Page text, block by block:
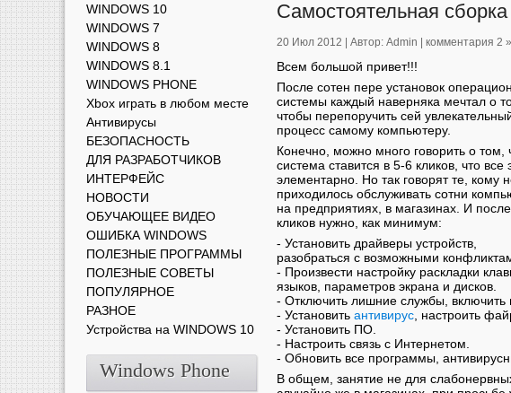
Самостоятельная
20 Июл 2012 | Автор: Admin комментария 2 »
Всем большой привет!!!
После сотен пере установок
системы каждый наверняка мечтал о
чтобы перепоручить сей
процесс самому компьютеру.
Конечно, можно много говорить о том,
система ставится в 5-6 кликов, что все
элементарно. Но так говорят те, кому
приходилось обслуживать сотни
на предприятиях, в магазинах. И
кликов нужно, как минимум:
- Установить драйверы устройств,
разобраться с возможными
- Произвести настройку раскладки
языков, параметров экрана и дисков.
- Отключить лишние службы, включить
- Установить антивирус , настроить
- Установить ПО.
- Настроить связь с Интернетом.
- Обновить все программы,
В общем, занятие не для
WINDOWS 10
WINDOWS 7
WINDOWS 8
WINDOWS 8.1
WINDOWS PHONE
Xbox играть в любом месте
Антивирусы
БЕЗОПАСНОСТЬ
ДЛЯ РАЗРАБОТЧИКОВ
ИНТЕРФЕЙС
НОВОСТИ
ОБУЧАЮЩЕЕ ВИДЕО
ОШИБКА WINDOWS
ПОЛЕЗНЫЕ ПРОГРАММЫ
ПОЛЕЗНЫЕ СОВЕТЫ
ПОПУЛЯРНОЕ
РАЗНОЕ
Устройства на WINDOWS 10
Windows Phone